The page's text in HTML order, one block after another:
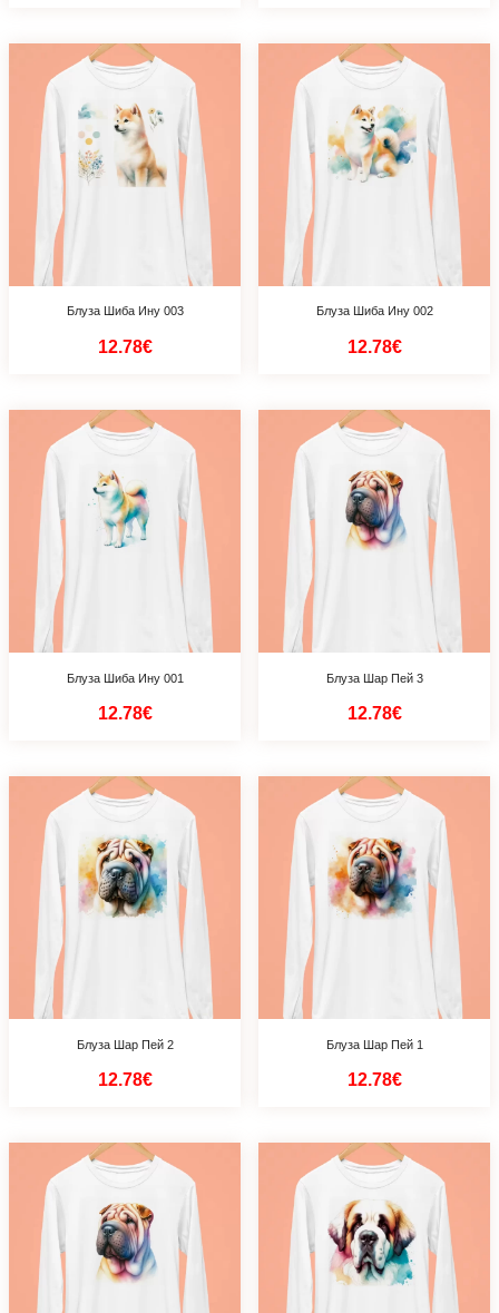
Блуза Шиба Ину 003
12.78€
Блуза Шиба Ину 002
12.78€
Блуза Шиба Ину 001
12.78€
Блуза Шар Пей 3
12.78€
Блуза Шар Пей 2
12.78€
Блуза Шар Пей 1
12.78€